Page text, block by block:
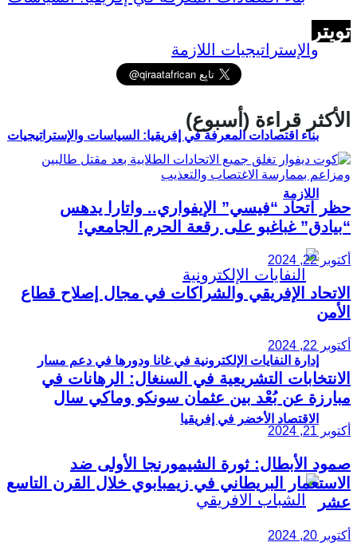
بناء اقتصادات المعرفة في إفريقيا: السياسات والإستراتيجيات
اللازمة
إدارة النفايات الإلكترونية في غانا ودورها في دعم مسار
الاقتصاد الأخضر في إفريقيا
تويتر
الأكثر قراءة (أسبوع)
حظر اتحاد “فيسي” الإيفواري.. واتارا يدهس
“بيادق” غباغبو على رقعة الحرم الجامعي!
أكتوبر 22, 2024
الاتحاد الإفريقي والشراكات في مجال إصلاح قطاع
الأمن
أكتوبر 22, 2024
الانتخابات التشريعية في السنغال: الرهانات في
مبارزة عن بُعْد بين عثمان سونكو وماكي سال
أكتوبر 21, 2024
صمود الأبطال: ثورة الشيمورنجا الأولى ضد
الاستعمار البريطاني في زيمبابوي خلال القرن التاسع
عشر
أكتوبر 20, 2024